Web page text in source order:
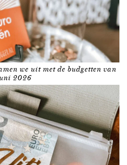
we uit met de budgetten van
2026